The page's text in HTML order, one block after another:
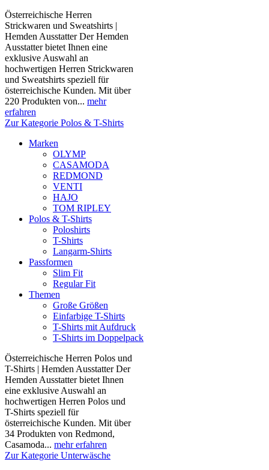
Österreichische Herren
Strickwaren und Sweatshirts |
Hemden Ausstatter Der Hemden
Ausstatter bietet Ihnen eine
exklusive Auswahl an
hochwertigen Herren Strickwaren
und Sweatshirts speziell für
österreichische Kunden. Mit über
220 Produkten von... mehr
erfahren
Zur Kategorie Polos & T-Shirts
Marken
OLYMP
CASAMODA
REDMOND
VENTI
HAJO
TOM RIPLEY
Polos & T-Shirts
Poloshirts
T-Shirts
Langarm-Shirts
Passformen
Slim Fit
Regular Fit
Themen
Große Größen
Einfarbige T-Shirts
T-Shirts mit Aufdruck
T-Shirts im Doppelpack
Österreichische Herren Polos und
T-Shirts | Hemden Ausstatter Der
Hemden Ausstatter bietet Ihnen
eine exklusive Auswahl an
hochwertigen Herren Polos und
T-Shirts speziell für
österreichische Kunden. Mit über
34 Produkten von Redmond,
Casamoda... mehr erfahren
Zur Kategorie Unterwäsche